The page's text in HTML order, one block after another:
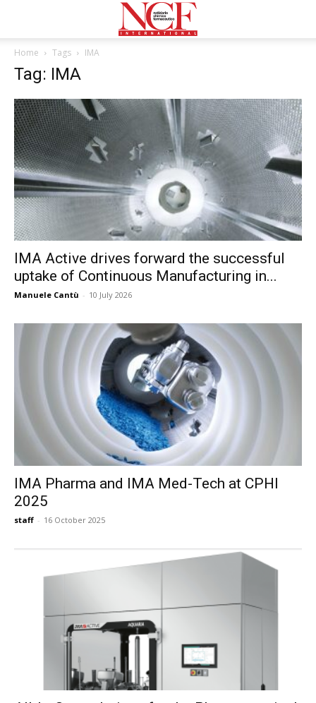
Home Tags IMA
Tag: IMA
IMA Active drives forward the successful
uptake of Continuous Manufacturing in...
Manuele Cantù - 10 July 2026
IMA Pharma and IMA Med-Tech at CPHI
2025
staff - 16 October 2025